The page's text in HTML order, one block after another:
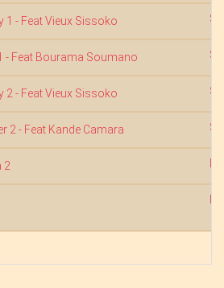
1 - Feat Vieux Sissoko
- Feat Bourama Soumano
2 - Feat Vieux Sissoko
2 - Feat Kande Camara
2